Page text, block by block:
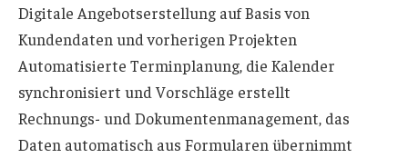
Digitale Angebotserstellung auf Basis von
Kundendaten und vorherigen Projekten
Automatisierte Terminplanung, die Kalender
synchronisiert und Vorschläge erstellt
Rechnungs- und Dokumentenmanagement, das
Daten automatisch aus Formularen übernimmt